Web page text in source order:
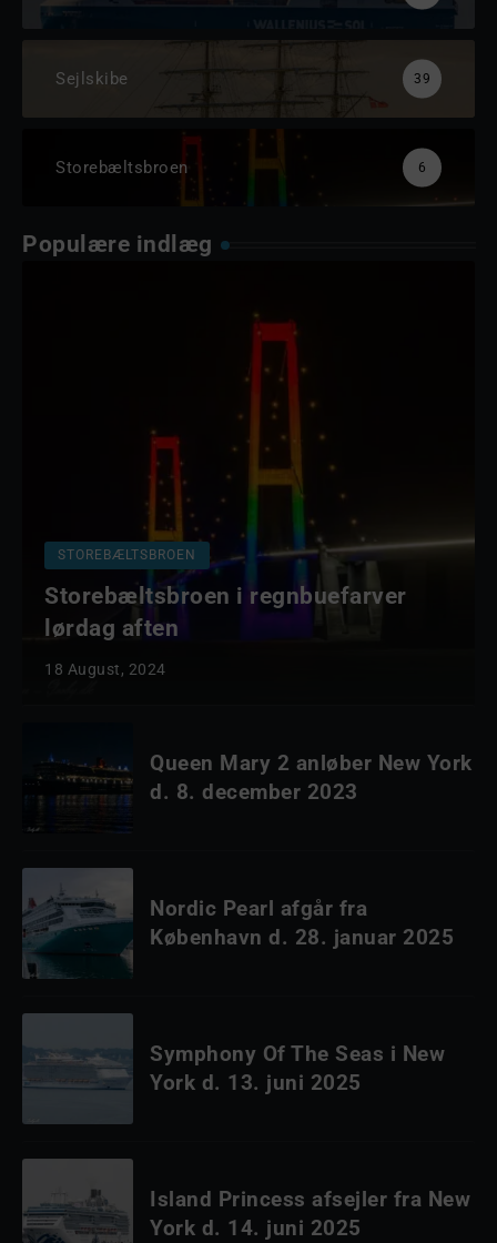
Sejlskibe 39
Storebæltsbroen 6
Populære indlæg
STOREBÆLTSBROEN
Storebæltsbroen i regnbuefarver
lørdag aften
18 August, 2024
Queen Mary 2 anløber New York
d. 8. december 2023
Nordic Pearl afgår fra
København d. 28. januar 2025
Symphony Of The Seas i New
York d. 13. juni 2025
Island Princess afsejler fra New
York d. 14. juni 2025